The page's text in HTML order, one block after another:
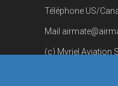
Téléphone US/
Mail
(c) Myriel Aviation